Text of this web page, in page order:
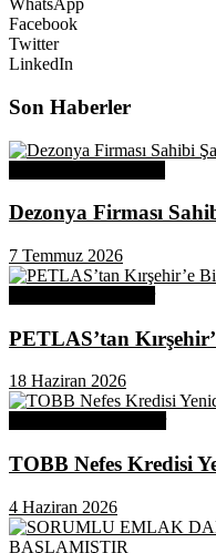
WhatsApp
Facebook
Twitter
LinkedIn
Son Haberler
Dezonya Firması
7 Temmuz 2026
PETLAS’tan
18 Haziran 2026
TOBB Nefes Kredisi
4 Haziran 2026